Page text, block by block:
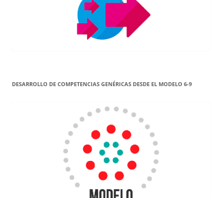
DESARROLLO DE COMPETENCIAS GENÉRICAS DESDE EL MODELO 6-9